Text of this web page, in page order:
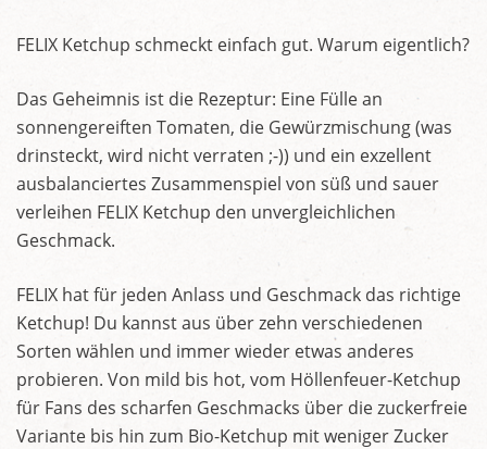
FELIX Ketchup schmeckt einfach gut. Warum eigentlich?
Das Geheimnis ist die Rezeptur: Eine Fülle an
sonnengereiften Tomaten, die Gewürzmischung (was
drinsteckt, wird nicht verraten ;-)) und ein exzellent
ausbalanciertes Zusammenspiel von süß und sauer
verleihen FELIX Ketchup den unvergleichlichen
Geschmack.
FELIX hat für jeden Anlass und Geschmack das richtige
Ketchup! Du kannst aus über zehn verschiedenen
Sorten wählen und immer wieder etwas anderes
probieren. Von mild bis hot, vom Höllenfeuer-Ketchup
für Fans des scharfen Geschmacks über die zuckerfreie
Variante bis hin zum Bio-Ketchup mit weniger Zucker